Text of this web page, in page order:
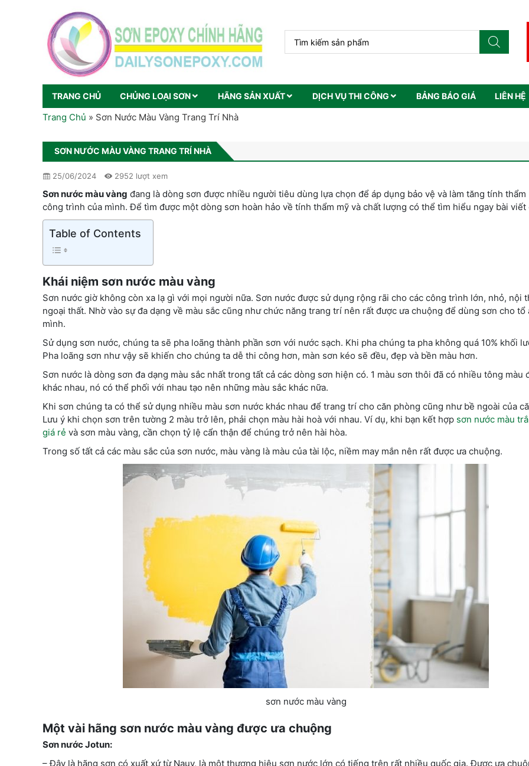
TRANG CHỦ CHỦNG LOẠI SƠN HÃNG SẢN XUẤT DỊCH VỤ THI CÔNG BẢNG BÁO GIÁ LIÊN HỆ
Trang Chủ » Sơn Nước Màu Vàng Trang Trí Nhà
SƠN NƯỚC MÀU VÀNG TRANG TRÍ NHÀ
25/06/2024 2952 lượt xem
Sơn nước màu vàng đang là dòng sơn được nhiều người tiêu dùng lựa chọn để áp dụng bảo vệ và làm tăng tính thẩm
công trình của mình. Để tìm được một dòng sơn hoàn hảo về tính thẩm mỹ và chất lượng có thể tìm hiểu ngay bài viết
Table of Contents
Khái niệm sơn nước màu vàng
Sơn nước giờ không còn xa lạ gì với mọi người nữa. Sơn nước được sử dụng rộng rãi cho các công trình lớn, nhỏ, nội
ngoại thất. Nhờ vào sự đa dạng về màu sắc cũng như chức năng trang trí nên rất được ưa chuộng để dùng sơn cho tổ
mình.
Sử dụng sơn nước, chúng ta sẽ pha loãng thành phần sơn với nước sạch. Khi pha chúng ta pha không quá 10% khối
Pha loãng sơn như vậy sẽ khiến cho chúng ta dễ thi công hơn, màn sơn kéo sẽ đều, đẹp và bền màu hơn.
Sơn nước là dòng sơn đa dạng màu sắc nhất trong tất cả các dòng sơn hiện có. 1 màu sơn thôi đã có nhiều tông màu
khác nhau, nó có thể phối với nhau tạo nên những màu sắc khác nữa.
Khi sơn chúng ta có thể sử dụng nhiều màu sơn nước khác nhau để trang trí cho căn phòng cũng như bề ngoài của
Lưu ý khi chọn sơn trên tường 2 màu trở lên, phải chọn màu hài hoà với nhau. Ví dụ, khi bạn kết hợp sơn nước màu
giá rẻ và sơn màu vàng, cần chọn tỷ lệ cẩn thận để chúng trở nên hài hòa.
Trong số tất cả các màu sắc của sơn nước, màu vàng là màu của tài lộc, niềm may mắn nên rất được ưa chuộng.
sơn nước màu vàng
Một vài hãng sơn nước màu vàng được ưa chuộng
Sơn nước Jotun:
– Đây là hãng sơn có xuất xứ từ Nauy, là một thương hiệu sơn nước lớn có tiếng trên rất nhiều quốc gia. Được ưa